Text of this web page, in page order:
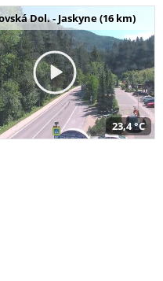
Dol. - Jaskyne (16 km)
23,4 °C